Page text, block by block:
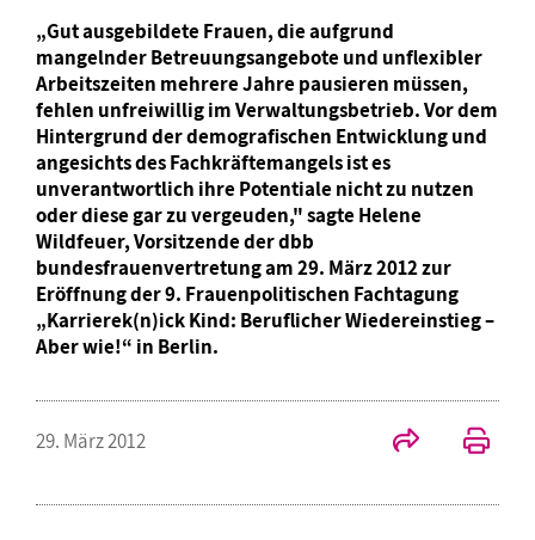
„Gut ausgebildete Frauen, die aufgrund
mangelnder Betreuungsangebote und unflexibler
Arbeitszeiten mehrere Jahre pausieren müssen,
fehlen unfreiwillig im Verwaltungsbetrieb. Vor dem
Hintergrund der demografischen Entwicklung und
angesichts des Fachkräftemangels ist es
unverantwortlich ihre Potentiale nicht zu nutzen
oder diese gar zu vergeuden," sagte Helene
Wildfeuer, Vorsitzende der dbb
bundesfrauenvertretung am 29. März 2012 zur
Eröffnung der 9. Frauenpolitischen Fachtagung
„Karrierek(n)ick Kind: Beruflicher Wiedereinstieg –
Aber wie!“ in Berlin.
29. März 2012